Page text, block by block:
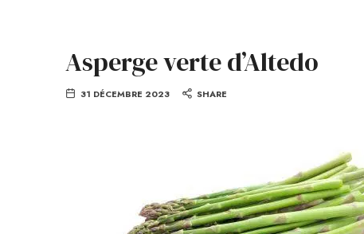
Asperge verte d’Altedo
31 DÉCEMBRE 2023 SHARE